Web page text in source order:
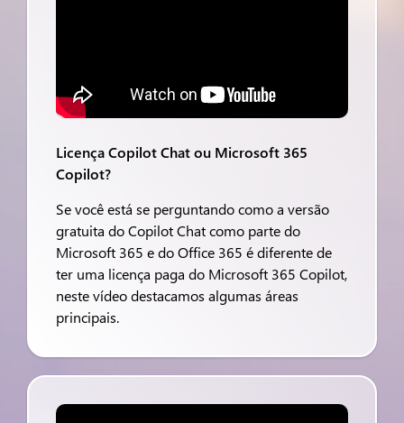
Licença Copilot Chat ou Microsoft 365
Copilot?
Se você está se perguntando como a versão
gratuita do Copilot Chat como parte do
Microsoft 365 e do Office 365 é diferente de
ter uma licença paga do Microsoft 365 Copilot,
neste vídeo destacamos algumas áreas
principais.